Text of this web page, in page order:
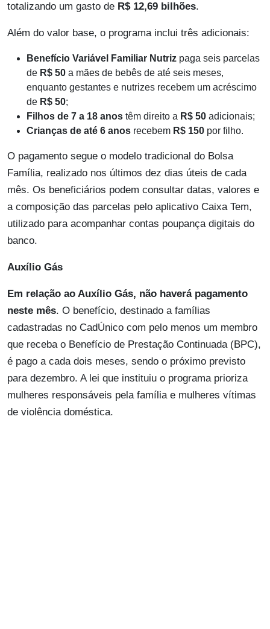
totalizando um gasto de R$ 12,69 bilhões.
Além do valor base, o programa inclui três adicionais:
Benefício Variável Familiar Nutriz paga seis parcelas
de R$ 50 a mães de bebês de até seis meses,
enquanto gestantes e nutrizes recebem um acréscimo
de R$ 50;
Filhos de 7 a 18 anos têm direito a R$ 50 adicionais;
Crianças de até 6 anos recebem R$ 150 por filho.
O pagamento segue o modelo tradicional do Bolsa
Família, realizado nos últimos dez dias úteis de cada
mês. Os beneficiários podem consultar datas, valores e
a composição das parcelas pelo aplicativo Caixa Tem,
utilizado para acompanhar contas poupança digitais do
banco.
Auxílio Gás
Em relação ao Auxílio Gás, não haverá pagamento
neste mês. O benefício, destinado a famílias
cadastradas no CadÚnico com pelo menos um membro
que receba o Benefício de Prestação Continuada (BPC),
é pago a cada dois meses, sendo o próximo previsto
para dezembro. A lei que instituiu o programa prioriza
mulheres responsáveis pela família e mulheres vítimas
de violência doméstica.